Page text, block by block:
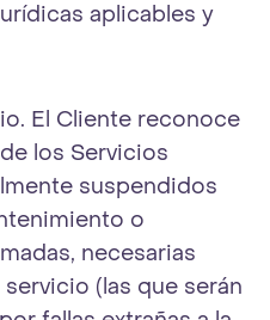
aplicables y
El Cliente reconoce
los Servicios
suspendidos
o
necesarias
(las que serán